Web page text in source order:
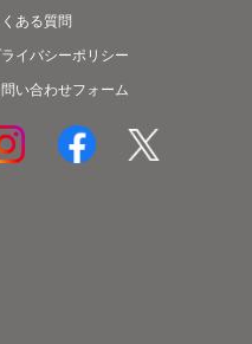
ある質問
イバシーポリシー
い合わせフォーム